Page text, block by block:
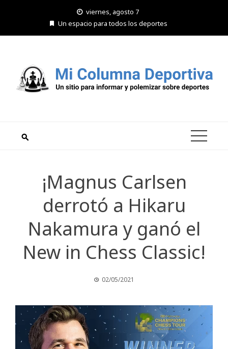
viernes, agosto 7
Un espacio para todos los deportes
¡Magnus Carlsen
derrotó a Hikaru
Nakamura y ganó el
New in Chess Classic!
02/05/2021